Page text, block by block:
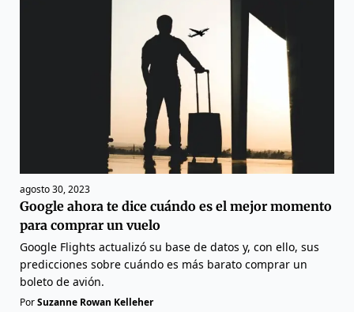
agosto 30, 2023
Google ahora te dice cuándo es el mejor momento
para comprar un vuelo
Google Flights actualizó su base de datos y, con ello, sus
predicciones sobre cuándo es más barato comprar un
boleto de avión.
PorSuzanne Rowan Kelleher